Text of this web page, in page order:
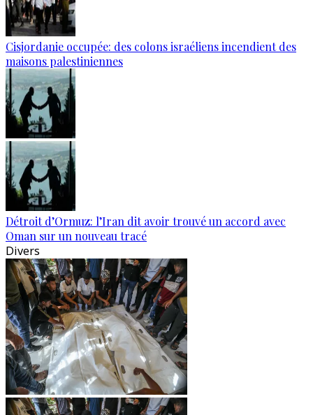
Cisjordanie occupée: des colons israéliens incendient des
maisons palestiniennes
Détroit d’Ormuz: l’Iran dit avoir trouvé un accord avec
Oman sur un nouveau tracé
Divers